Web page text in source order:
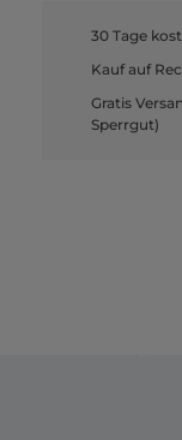
30 Tage
Kauf auf
Gratis
Sperrgut)